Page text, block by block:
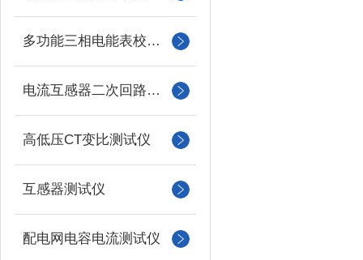
多功能三相电能表校验仪
电流互感器二次回路负载测试仪
高低压CT变比测试仪
互感器测试仪
配电网电容电流测试仪